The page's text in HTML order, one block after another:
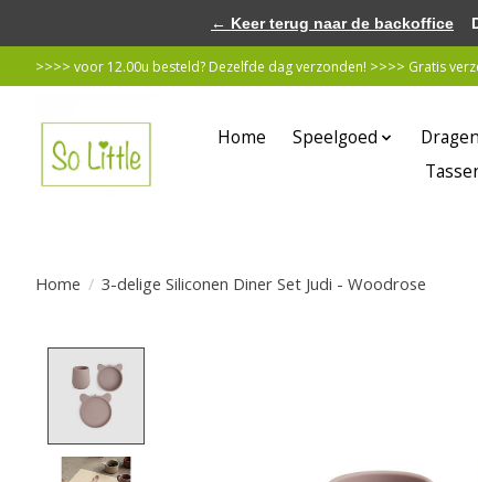
>>>> voor 12.00u besteld? Dezelfde dag verzonden! >>>> Gratis
Home Speelgoed Dragen
Home / 3-delige Siliconen Diner Set Judi - Woodrose
← Keer terug naar de backoffice